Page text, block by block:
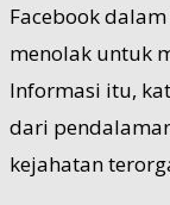
Facebook
menolak untuk
Informasi itu,
dari
kejahatan